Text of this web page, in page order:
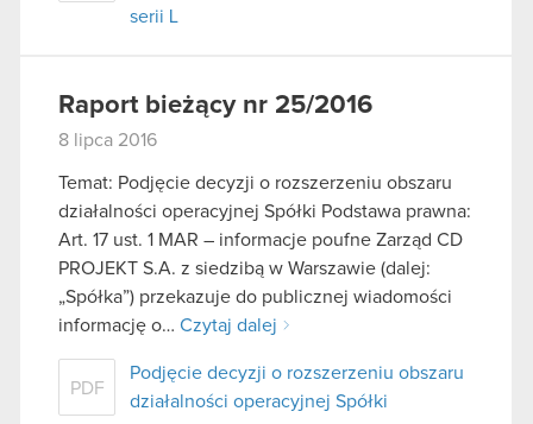
serii L
Raport bieżący nr 25/2016
8 lipca 2016
Temat: Podjęcie decyzji o rozszerzeniu obszaru
działalności operacyjnej Spółki Podstawa prawna:
Art. 17 ust. 1 MAR – informacje poufne Zarząd CD
PROJEKT S.A. z siedzibą w Warszawie (dalej:
„Spółka”) przekazuje do publicznej wiadomości
informację o… Czytaj dalej
PDF
Podjęcie decyzji o rozszerzeniu obszaru
działalności operacyjnej Spółki